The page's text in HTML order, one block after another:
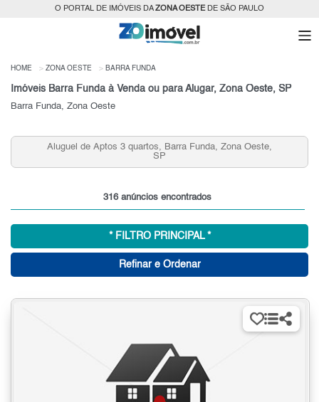
O PORTAL DE IMÓVEIS DAZONA OESTEDE SÃO PAULO
HOME ZONA OESTE BARRA FUNDA
Imóveis Barra Funda à Venda ou para Alugar, Zona Oeste, SP
Barra Funda, Zona Oeste
3 quartos, Barra Funda, Zona Oeste,
Apartamentos que
316 anúncios encontrados
* FILTRO PRINCIPAL *
Refinar e Ordenar